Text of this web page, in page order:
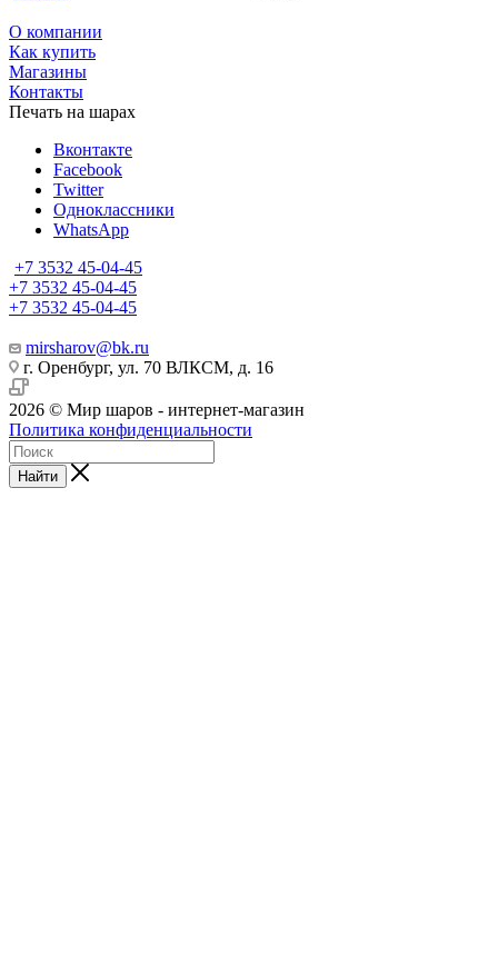
О компании
Как купить
Магазины
Контакты
Печать на шарах
Вконтакте
Facebook
Twitter
Одноклассники
WhatsApp
+7 3532 45-04-45
+7 3532 45-04-45
+7 3532 45-04-45
mirsharov@bk.ru
г. Оренбург, ул. 70 ВЛКСМ, д. 16
2026 © Мир шаров - интернет-магазин
Политика конфиденциальности
Найти